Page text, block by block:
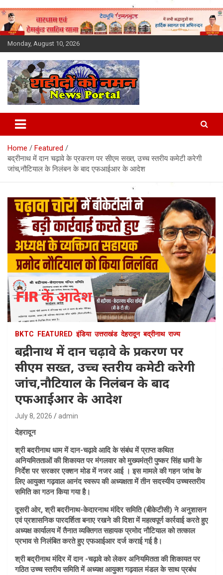
Skip
to
content
Monday, August 10, 2026
Latest News Today, Breaking
News, Uttarakhand News in
Hindi
Home
Featured
बद्रीनाथ में दान चढ़ावे के प्रकरण पर सीएम सख्त, उच्च स्तरीय कमेटी करेगी
जांच,नौटियाल के निलंबन के बाद एफआईआर के आदेश
BKTC FEATURED इंडिया उत्तराखंड देहरादून बद्रीनाथ राज्य
बद्रीनाथ में दान चढ़ावे के प्रकरण पर
सीएम सख्त, उच्च स्तरीय कमेटी करेगी
जांच,नौटियाल के निलंबन के बाद
एफआईआर के आदेश
July 8, 2026 admin
देहरादून
श्री बदरीनाथ धाम में दान-चढ़ावे आदि के संबंध में प्राप्त कथित
अनियमितताओं की शिकायत पर मंगलवार को मुख्यमंत्री पुष्कर सिंह धामी के
निर्देश पर सरकार एक्शन मोड में नजर आई । इस मामले की गहन जांच के
लिए आयुक्त गढ़वाल आनंद स्वरूप की अध्यक्षता में तीन सदस्यीय उच्चस्तरीय
समिति का गठन किया गया है।
दूसरी ओर, श्री बदरीनाथ-केदारनाथ मंदिर समिति (बीकेटीसी) ने अनुशासन
एवं प्रशासनिक पारदर्शिता बनाए रखने की दिशा में महत्वपूर्ण कार्रवाई करते हुए
अध्यक्ष कार्यालय में तैनात व्यक्तिगत सहायक प्रमोद नौटियाल को तत्काल
प्रभाव से निलंबित करते हुए एफआईआर दर्ज कराई गई है।
श्री बद्रीनाथ मंदिर में दान -चढ़ावे को लेकर अनियमितता की शिकायत पर
गठित उच्च स्तरीय समिति में अध्यक्ष आयुक्त गढ़वाल मंडल के साथ प्रबंध